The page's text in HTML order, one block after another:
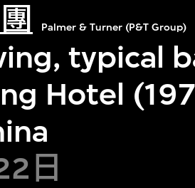
Palmer & Turner (P&T Group)
typical
Hotel
日